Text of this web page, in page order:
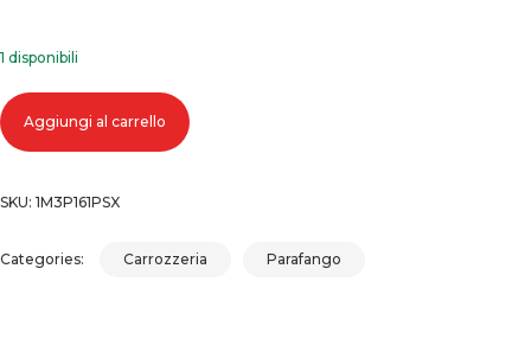
1 disponibili
PARAFANGO ANTERIORE SINISTRO VOLKSWAGEN GOLF 4 quantità
Aggiungi al carrello
SKU: 1M3P161PSX
Categories: Carrozzeria Parafango